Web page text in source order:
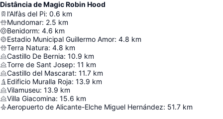
Distância de Magic Robin Hood
l'Alfàs del Pi: 0.6 km
Mundomar: 2.5 km
Benidorm: 4.6 km
Estadio Municipal Guillermo Amor: 4.8 km
Terra Natura: 4.8 km
Castillo De Bernia: 10.9 km
Torre de Sant Josep: 11 km
Castillo del Mascarat: 11.7 km
Edificio Muralla Roja: 13.9 km
Vilamuseu: 13.9 km
Villa Giacomina: 15.6 km
Aeropuerto de Alicante-Elche Miguel Hernández: 51.7 km